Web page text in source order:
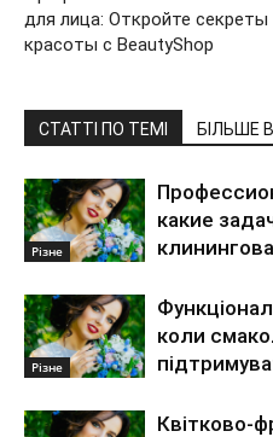
для лица: Откройте секреты
красоты с BeautyShop
СТАТТІ ПО ТЕМІ БІЛЬШЕ
Різне
какие
Різне
коли
Квітково-